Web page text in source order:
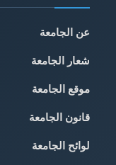
عن الجامعة
شعار الجامعة
موقع الجامعة
قانون الجامعة
لوائح الجامعة